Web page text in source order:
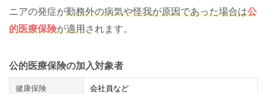
ニアの発症が勤務外の病気や怪我が原因であった場合は公
的医療保険が適用されます。
公的医療保険の加入対象者
健康保険 会社員など